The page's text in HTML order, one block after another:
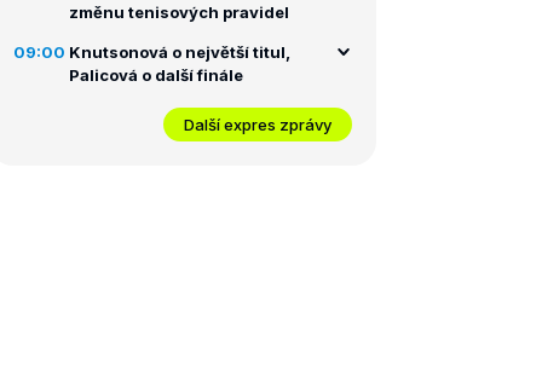
změnu tenisových pravidel
09:00 Knutsonová o největší titul,
Palicová o další finále
Další expres zprávy